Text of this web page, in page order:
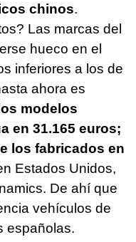
chinos.
Las marcas del
hueco en el
inferiores a los de
ahora es
modelos
en 31.165 euros;
los fabricados en
Estados Unidos,
De ahí que
vehículos de
españolas.